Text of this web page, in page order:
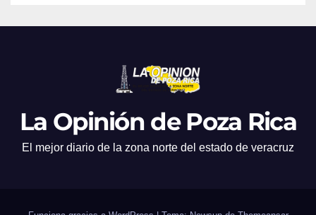
La Opinión de Poza Rica
El mejor diario de la zona norte del estado de veracruz